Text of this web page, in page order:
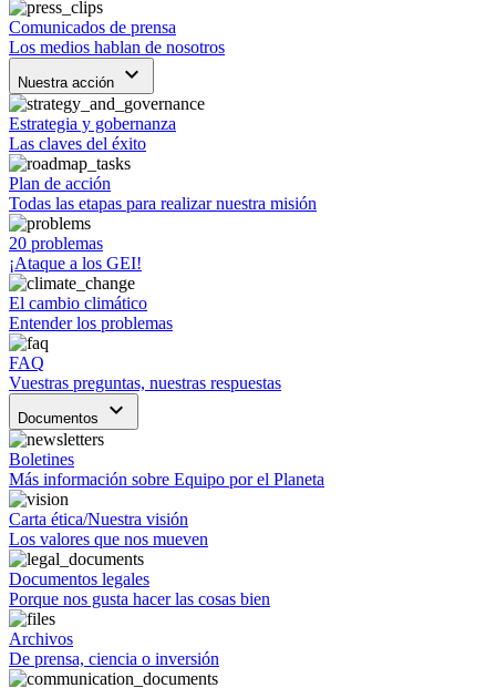
Comunicados de prensa
Los medios hablan de nosotros
Nuestra acción keyboard_arrow_down
Estrategia y gobernanza
Las claves del éxito
Plan de acción
Todas las etapas para realizar nuestra misión
20 problemas
¡Ataque a los GEI!
El cambio climático
Entender los problemas
FAQ
Vuestras preguntas, nuestras respuestas
Documentos keyboard_arrow_down
Boletines
Más información sobre Equipo por el Planeta
Carta ética/Nuestra visión
Los valores que nos mueven
Documentos legales
Porque nos gusta hacer las cosas bien
Archivos
De prensa, ciencia o inversión